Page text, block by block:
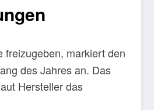
freizugeben, markiert den
des Jahres an. Das
Hersteller das